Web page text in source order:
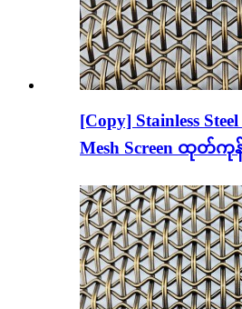
[Copy] Stainless
Mesh Screen ထုတ်ကု